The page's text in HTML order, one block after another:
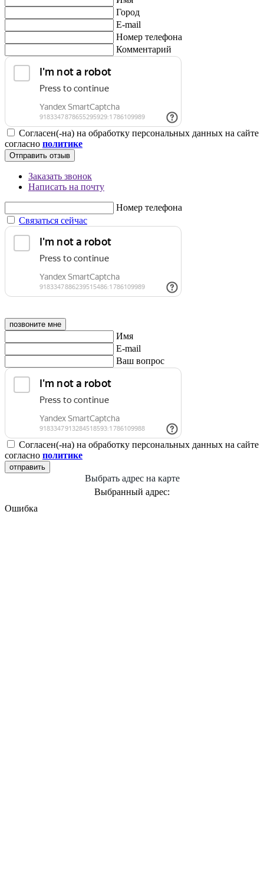
Город
E-mail
Номер телефона
Комментарий
Согласен(-на) на обработку персональных данных на сайте
согласно политике
Отправить отзыв
Заказать звонок
Написать на почту
Номер телефона
Связаться сейчас
позвоните мне
Имя
E-mail
Ваш вопрос
Согласен(-на) на обработку персональных данных на сайте
согласно политике
отправить
Выбрать адрес на карте
Выбранный адрес:
Ошибка